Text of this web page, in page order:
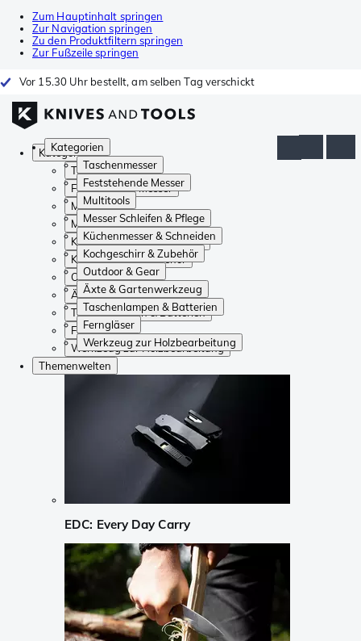
Zum Hauptinhalt springen
Zur Navigation springen
Zu den Produktfiltern springen
Zur Fußzeile springen
Vor 15.30 Uhr bestellt, am selben Tag verschickt
Kategorien
Taschenmesser
Feststehende Messer
Multitools
Messer Schleifen & Pflege
Küchenmesser & Schneiden
Kochgeschirr & Zubehör
Outdoor & Gear
Äxte & Gartenwerkzeug
Taschenlampen & Batterien
Ferngläser
Werkzeug zur Holzbearbeitung
Kategorien
Taschenmesser
Feststehende Messer
Multitools
Messer Schleifen & Pflege
Küchenmesser & Schneiden
Kochgeschirr & Zubehör
Outdoor & Gear
Äxte & Gartenwerkzeug
Taschenlampen & Batterien
Ferngläser
Werkzeug zur Holzbearbeitung
Themenwelten
EDC: Every Day Carry